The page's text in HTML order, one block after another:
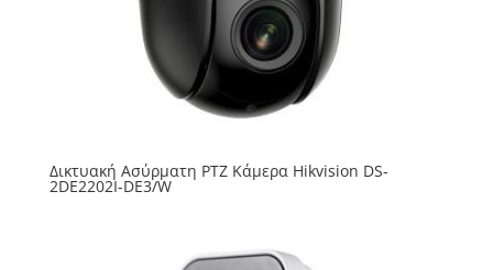
Δικτυακή Ασύρματη PTZ Κάμερα Hikvision DS-
2DE2202I-DE3/W